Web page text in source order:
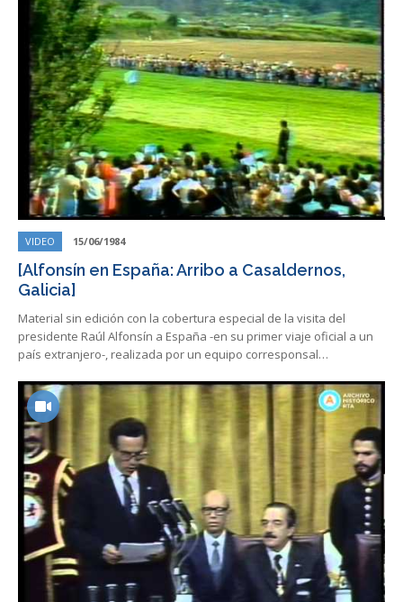
VIDEO 15/06/1984
[Alfonsín en España: Arribo a Casaldernos,
Galicia]
Material sin edición con la cobertura especial de la visita del
presidente Raúl Alfonsín a España -en su primer viaje oficial a un
país extranjero-, realizada por un equipo corresponsal…